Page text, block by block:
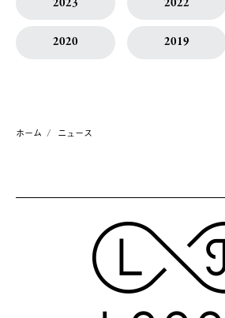
2020 2019
ホーム ニュース